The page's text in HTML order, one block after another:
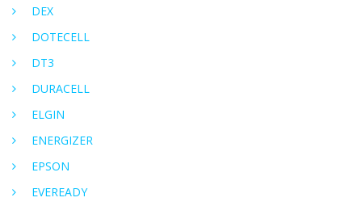
DEX
DOTECELL
DT3
DURACELL
ELGIN
ENERGIZER
EPSON
EVEREADY